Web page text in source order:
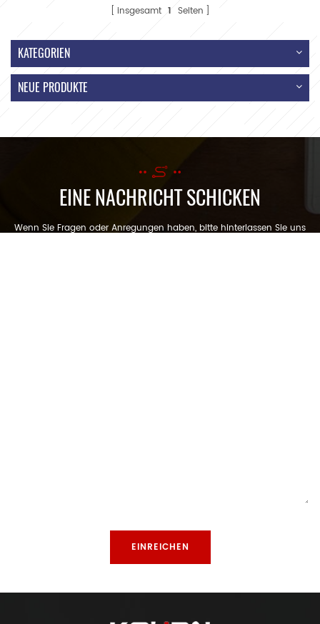
insgesamt 1 Seiten
KATEGORIEN
NEUE PRODUKTE
EINE NACHRICHT SCHICKEN
Wenn Sie Fragen oder Anregungen haben, bitte hinterlassen Sie uns